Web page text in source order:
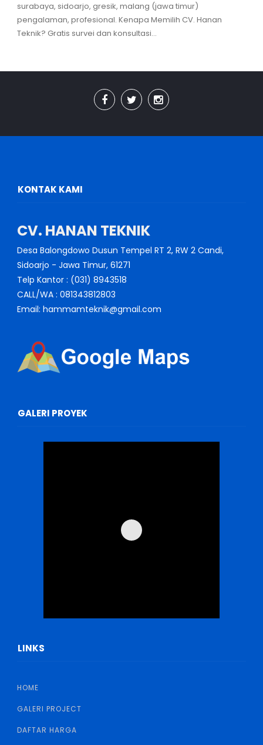
surabaya, sidoarjo, gresik, malang (jawa timur)
pengalaman, profesional. Kenapa Memilih CV. Hanan
Teknik? Gratis survei dan konsultasi...
KONTAK KAMI
CV. HANAN TEKNIK
Desa Balongdowo Dusun Tempel RT 2, RW 2 Candi,
Sidoarjo - Jawa Timur, 61271
Telp Kantor : (031) 8943518
CALL/WA : 081343812803
Email: hammamteknik@gmail.com
GALERI PROYEK
LINKS
HOME
GALERI PROJECT
DAFTAR HARGA